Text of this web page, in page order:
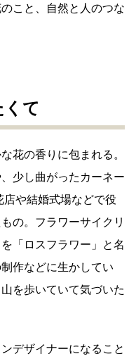
こと、自然と人のつな
くて
花の香りに包まれる。
少し曲がったカーネー
や結婚式場などで役
の。フラワーサイクリ
「ロスフラワー」と名
作などに生かしてい
を歩いていて気づいた
デザイナーになること